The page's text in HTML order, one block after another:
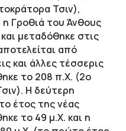
Τσιν),
Γροθιά του Άνθους
μεταδόθηκε στις
από
και άλλες τέσσερις
το 208 π.Χ. (2ο
Η δεύτερη
έτος της νέας
το 49 μ.Χ. και η